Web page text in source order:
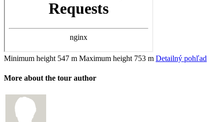
Minimum height 547 m Maximum height 753 m Detailný pohľad
More about the tour author